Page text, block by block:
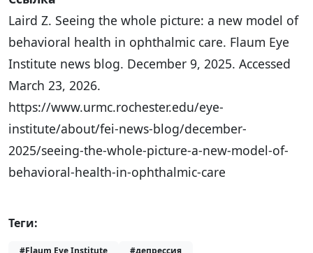
Laird Z. Seeing the whole picture: a new model of
behavioral health in ophthalmic care. Flaum Eye
Institute news blog. December 9, 2025. Accessed
March 23, 2026.
https://www.urmc.rochester.edu/eye-
institute/about/fei-news-blog/december-
2025/seeing-the-whole-picture-a-new-model-of-
behavioral-health-in-ophthalmic-care
Теги: